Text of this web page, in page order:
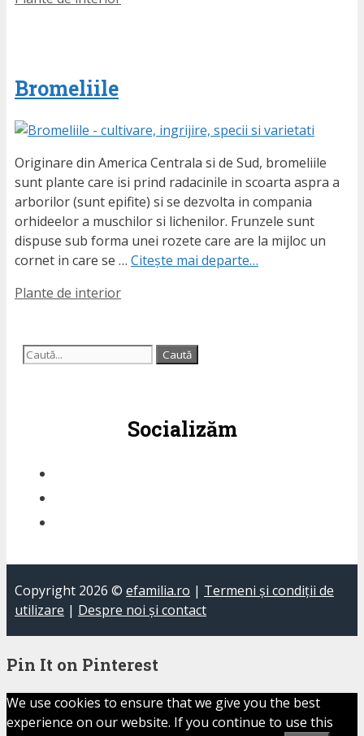
Bromeliile
Originare din America Centrala si de Sud, bromeliile
sunt plante care isi prind radacinile in scoarta aspra a
arborilor (sunt epifite) si se dezvolta in compania
orhideelor a muschilor si lichenilor. Frunzele sunt
dispuse sub forma unei rozete care are la mijloc un
cornet in care se … Citește mai departe…
Etichete
Plante de interior
Caută
Socializăm
Copyright 2026 © efamilia.ro | Termeni și condiții de
utilizare | Despre noi și contact
Pin It on Pinterest
We use cookies to ensure that we give you the best
experience on our website. If you continue to use this